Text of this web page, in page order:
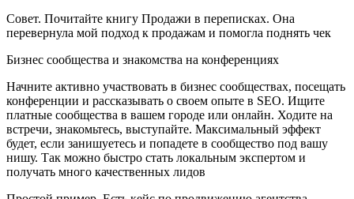
Совет. Почитайте книгу Продажи в переписках. Она
перевернула мой подход к продажам и помогла поднять чек
Бизнес сообщества и знакомства на конференциях
Начните активно участвовать в бизнес сообществах, посещать
конференции и рассказывать о своем опыте в SEO. Ищите
платные сообщества в вашем городе или онлайн. Ходите на
встречи, знакомьтесь, выступайте. Максимальный эффект
будет, если занишуетесь и попадете в сообщество под вашу
нишу. Так можно быстро стать локальным экспертом и
получать много качественных лидов